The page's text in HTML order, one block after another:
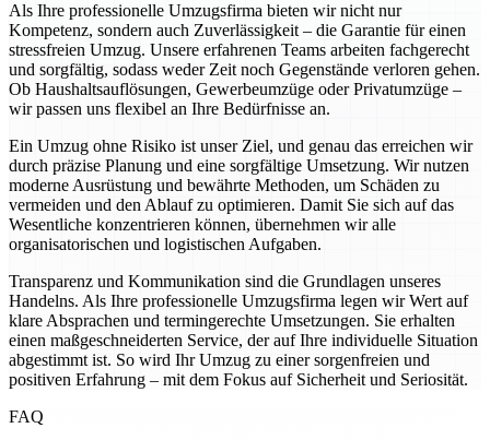
Als Ihre professionelle Umzugsfirma bieten wir nicht nur
Kompetenz, sondern auch Zuverlässigkeit – die Garantie für einen
stressfreien Umzug. Unsere erfahrenen Teams arbeiten fachgerecht
und sorgfältig, sodass weder Zeit noch Gegenstände verloren gehen.
Ob Haushaltsauflösungen, Gewerbeumzüge oder Privatumzüge –
wir passen uns flexibel an Ihre Bedürfnisse an.
Ein Umzug ohne Risiko ist unser Ziel, und genau das erreichen wir
durch präzise Planung und eine sorgfältige Umsetzung. Wir nutzen
moderne Ausrüstung und bewährte Methoden, um Schäden zu
vermeiden und den Ablauf zu optimieren. Damit Sie sich auf das
Wesentliche konzentrieren können, übernehmen wir alle
organisatorischen und logistischen Aufgaben.
Transparenz und Kommunikation sind die Grundlagen unseres
Handelns. Als Ihre professionelle Umzugsfirma legen wir Wert auf
klare Absprachen und termingerechte Umsetzungen. Sie erhalten
einen maßgeschneiderten Service, der auf Ihre individuelle Situation
abgestimmt ist. So wird Ihr Umzug zu einer sorgenfreien und
positiven Erfahrung – mit dem Fokus auf Sicherheit und Seriosität.
FAQ